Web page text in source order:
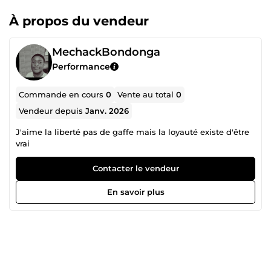
À propos du vendeur
MechackBondonga
Performance
Commande en cours0 Vente au total0
Vendeur depuisJanv. 2026
J'aime la liberté pas de gaffe mais la loyauté existe d'être
vrai
Contacter le vendeur
En savoir plus